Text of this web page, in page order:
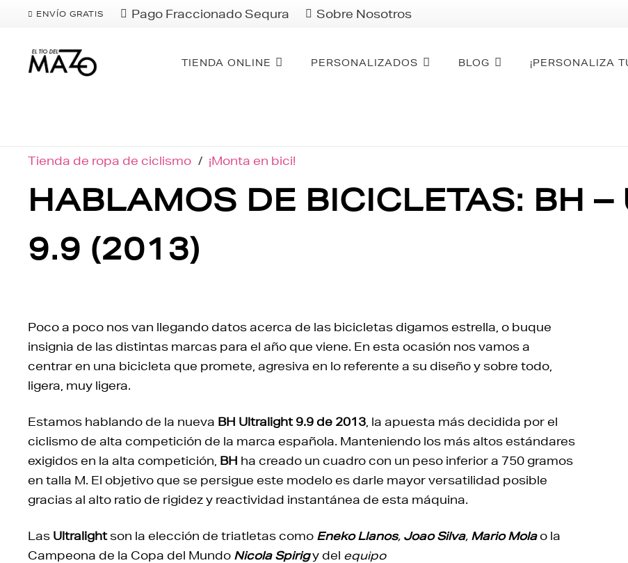
ENVÍO GRATIS Pago Fraccionado Sequra Sobre Nosotros
TIENDA ONLINE PERSONALIZADOS BLOG ¡PERSONALIZA
Tienda de ropa de ciclismo / ¡Monta en bici!
HABLAMOS DE BICICLETAS: BH –
9.9 (2013)
Poco a poco nos van llegando datos acerca de las bicicletas digamos estrella, o buque
insignia de las distintas marcas para el año que viene. En esta ocasión nos vamos a
centrar en una bicicleta que promete, agresiva en lo referente a su diseño y sobre todo,
ligera, muy ligera.
Estamos hablando de la nueva BH Ultralight 9.9 de 2013 , la apuesta más decidida por el
ciclismo de alta competición de la marca española. Manteniendo los más altos estándares
exigidos en la alta competición, BH ha creado un cuadro con un peso inferior a 750 gramos
en talla M. El objetivo que se persigue este modelo es darle mayor versatilidad posible
gracias al alto ratio de rigidez y reactividad instantánea de esta máquina.
Las Ultralightson la elección de triatletas como Eneko Llanos, Joao Silva, Mario Molao la
Campeona de la Copa del Mundo Nicola Spirigy del equipo